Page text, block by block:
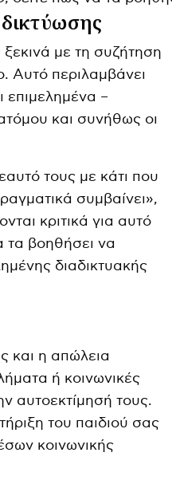
με τη συζήτηση
Αυτό περιλαμβάνει
επιμελημένα –
και συνήθως οι
τους με κάτι που
συμβαίνει»,
κριτικά για αυτό
τα βοηθήσει να
διαδικτυακής
και η απώλεια
ή κοινωνικές
αυτοεκτίμησή τους.
του παιδιού σας
κοινωνικής